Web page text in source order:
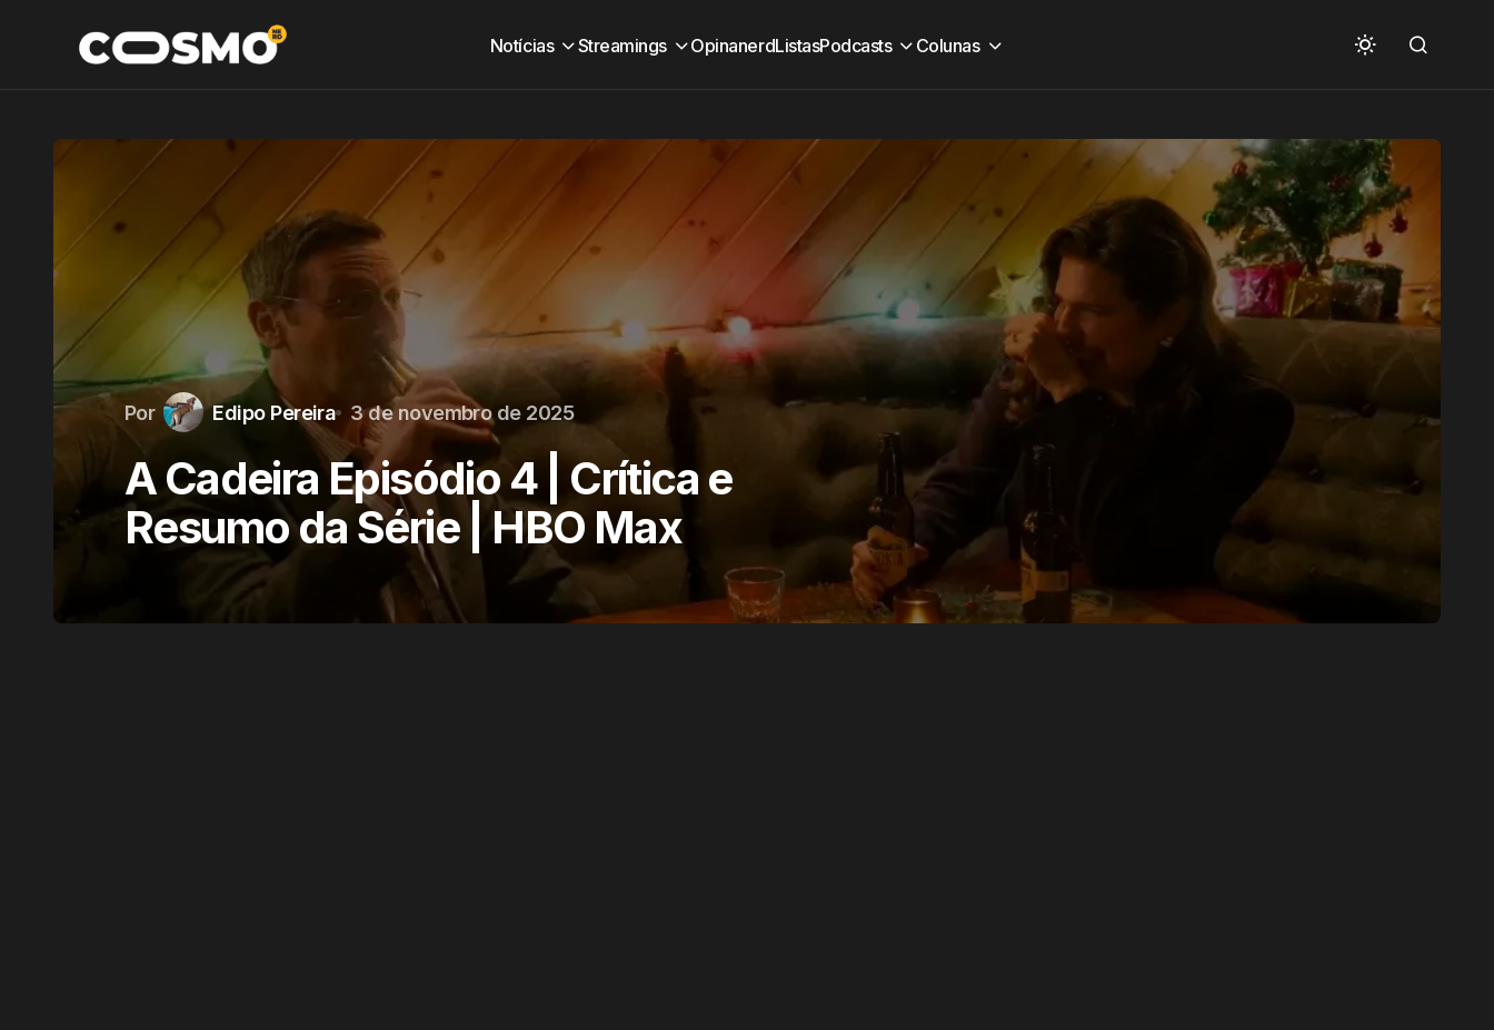
Notícias Streamings OpinanerdListasPodcasts Colunas
Por Edipo Pereira 3 de novembro de 2025
A Cadeira Episódio 4 | Crítica e
Resumo da Série | HBO Max